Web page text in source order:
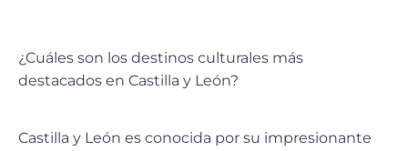
¿Cuáles son los destinos culturales más
destacados en Castilla y León?
Castilla y León es conocida por su impresionante